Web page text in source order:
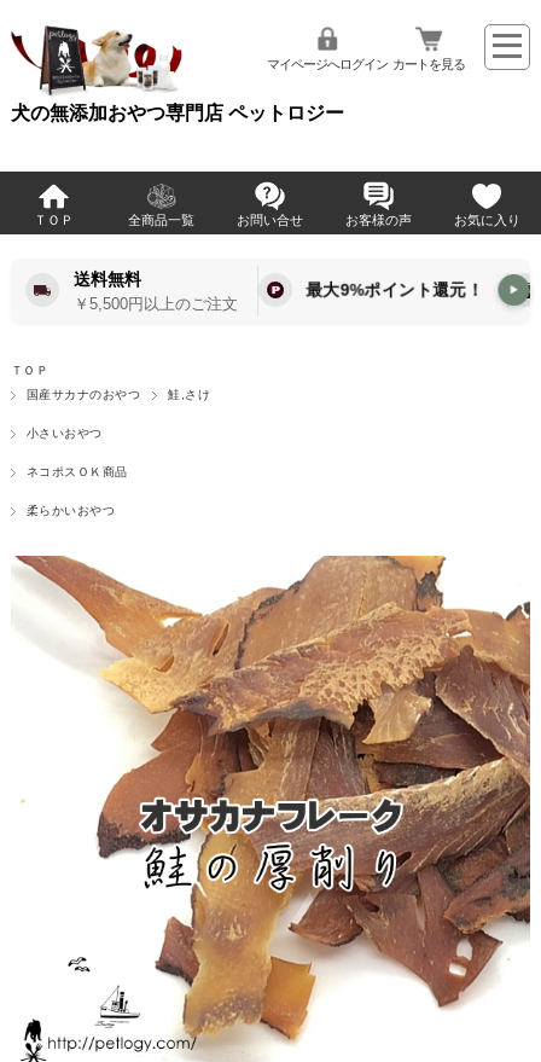
犬の無添加おやつ専門店 ペットロジー
マイページへログイン カートを見る
ＴＯＰ 全商品一覧 お問い合せ お客様の声 お気に入り
送料無料
￥5,500円以上のご注文
最大9%ポイント還元！ ▶
ＴＯＰ
国産サカナのおやつ
鮭,さけ
小さいおやつ
ネコポスＯＫ商品
柔らかいおやつ